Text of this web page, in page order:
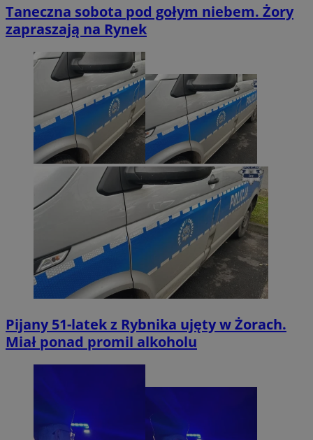
Taneczna sobota pod gołym niebem. Żory
zapraszają na Rynek
Pijany 51-latek z Rybnika ujęty w Żorach.
Miał ponad promil alkoholu